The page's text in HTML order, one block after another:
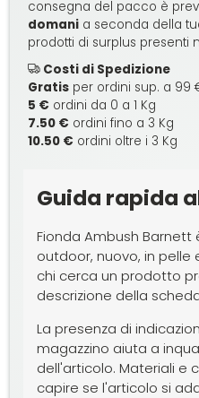
consegna del pacco è
domani a seconda della
prodotti di surplus presenti
Costi di Spedizione
Gratis per ordini sup. a 99
5 € ordini da 0 a 1 Kg
7.50 € ordini fino a 3 Kg
10.50 € ordini oltre i 3 Kg
Guida rapida
Fionda Ambush
outdoor, nuovo, in
chi cerca un prodotto
descrizione della
La presenza di
magazzino aiuta a
dell'articolo. Materiali e
capire se l'articolo si